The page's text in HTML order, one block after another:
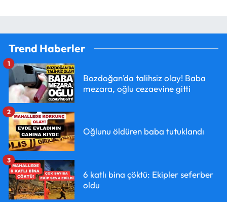
Trend Haberler
Bozdoğan’da talihsiz olay! Baba
mezara, oğlu cezaevine gitti
1
Oğlunu öldüren baba tutuklandı
2
6 katlı bina çöktü: Ekipler seferber
oldu
3